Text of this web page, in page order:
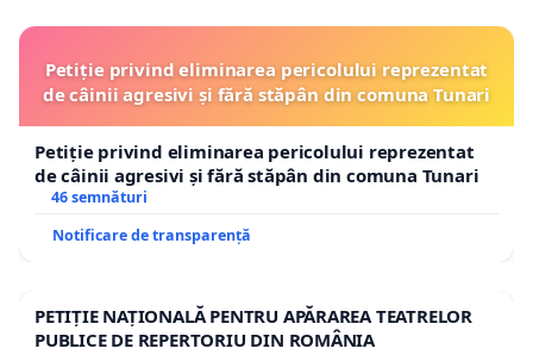
Petiție privind eliminarea pericolului reprezentat
de câinii agresivi și fără stăpân din comuna Tunari
Petiție privind eliminarea pericolului reprezentat
de câinii agresivi și fără stăpân din comuna Tunari
46 semnături
Notificare de transparență
PETIȚIE NAȚIONALĂ PENTRU APĂRAREA TEATRELOR
PUBLICE DE REPERTORIU DIN ROMÂNIA